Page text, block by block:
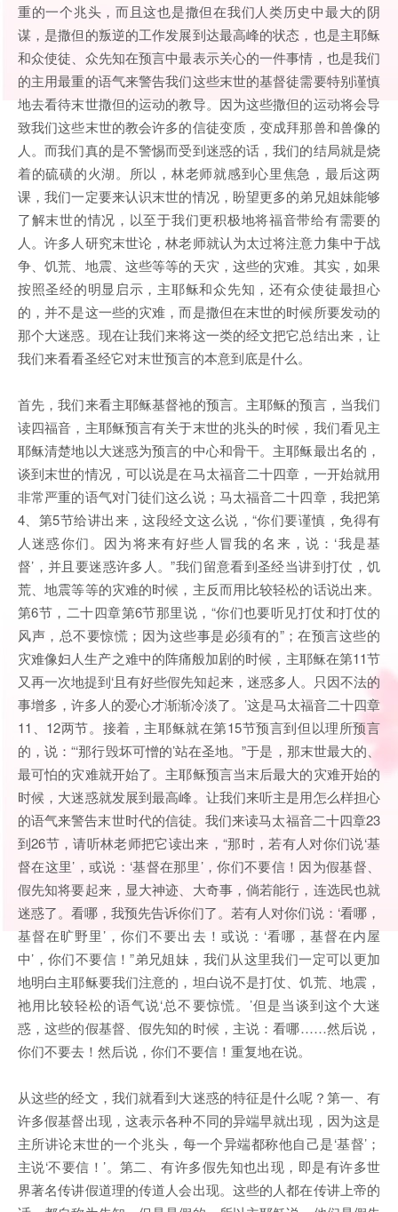
重的一个兆头，而且这也是撒但在我们人类历史中最大的阴
谋，是撒但的叛逆的工作发展到达最高峰的状态，也是主耶稣
和众使徒、众先知在预言中最表示关心的一件事情，也是我们
的主用最重的语气来警告我们这些末世的基督徒需要特别谨慎
地去看待末世撒但的运动的教导。因为这些撒但的运动将会导
致我们这些末世的教会许多的信徒变质，变成拜那兽和兽像的
人。而我们真的是不警惕而受到迷惑的话，我们的结局就是烧
着的硫磺的火湖。所以，林老师就感到心里焦急，最后这两
课，我们一定要来认识末世的情况，盼望更多的弟兄姐妹能够
了解末世的情况，以至于我们更积极地将福音带给有需要的
人。许多人研究末世论，林老师就认为太过将注意力集中于战
争、饥荒、地震、这些等等的天灾，这些的灾难。其实，如果
按照圣经的明显启示，主耶稣和众先知，还有众使徒最担心
的，并不是这一些的灾难，而是撒但在末世的时候所要发动的
那个大迷惑。现在让我们来将这一类的经文把它总结出来，让
我们来看看圣经它对末世预言的本意到底是什么。
首先，我们来看主耶稣基督祂的预言。主耶稣的预言，当我们
读四福音，主耶稣预言有关于末世的兆头的时候，我们看见主
耶稣清楚地以大迷惑为预言的中心和骨干。主耶稣最出名的，
谈到末世的情况，可以说是在马太福音二十四章，一开始就用
非常严重的语气对门徒们这么说；马太福音二十四章，我把第
4、第5节给讲出来，这段经文这么说，“你们要谨慎，免得有
人迷惑你们。因为将来有好些人冒我的名来，说：‘我是基
督’，并且要迷惑许多人。”我们留意看到圣经当讲到打仗，饥
荒、地震等等的灾难的时候，主反而用比较轻松的话说出来。
第6节，二十四章第6节那里说，“你们也要听见打仗和打仗的
风声，总不要惊慌；因为这些事是必须有的”；在预言这些的
灾难像妇人生产之难中的阵痛般加剧的时候，主耶稣在第11节
又再一次地提到‘且有好些假先知起来，迷惑多人。只因不法的
事增多，许多人的爱心才渐渐冷淡了。’这是马太福音二十四章
11、12两节。接着，主耶稣就在第15节预言到但以理所预言
的，说：“‘那行毁坏可憎的’站在圣地。”于是，那末世最大的、
最可怕的灾难就开始了。主耶稣预言当末后最大的灾难开始的
时候，大迷惑就发展到最高峰。让我们来听主是用怎么样担心
的语气来警告末世时代的信徒。我们来读马太福音二十四章23
到26节，请听林老师把它读出来，“那时，若有人对你们说‘基
督在这里’，或说：‘基督在那里’，你们不要信！因为假基督、
假先知将要起来，显大神迹、大奇事，倘若能行，连选民也就
迷惑了。看哪，我预先告诉你们了。若有人对你们说：‘看哪，
基督在旷野里’，你们不要出去！或说：‘看哪，基督在内屋
中’，你们不要信！”弟兄姐妹，我们从这里我们一定可以更加
地明白主耶稣要我们注意的，坦白说不是打仗、饥荒、地震，
祂用比较轻松的语气说‘总不要惊慌。’但是当谈到这个大迷
惑，这些的假基督、假先知的时候，主说：看哪……然后说，
你们不要去！然后说，你们不要信！重复地在说。
从这些的经文，我们就看到大迷惑的特征是什么呢？第一、有
许多假基督出现，这表示各种不同的异端早就出现，因为这是
主所讲论末世的一个兆头，每一个异端都称他自己是‘基督’；
主说‘不要信！’。第二、有许多假先知也出现，即是有许多世
界著名传讲假道理的传道人会出现。这些的人都在传讲上帝的